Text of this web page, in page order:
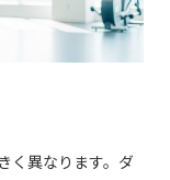
く異なります。ダ